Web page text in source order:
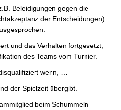
Beleidigungen gegen die
der Entscheidungen)
und das Verhalten fortgesetzt,
des Teams vom Turnier.
wenn, …
der Spielzeit übergibt.
beim Schummeln